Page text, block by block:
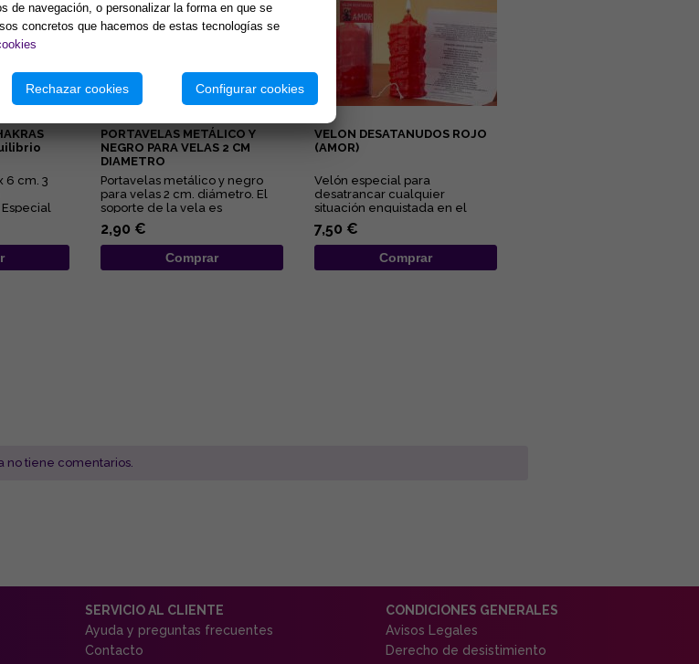
6 cm. 3
y
PORTAVELAS METÁLICO Y
NEGRO PARA VELAS 2 CM
DIAMETRO
Portavelas metálico y negro
para velas 2 cm. diámetro. El
soporte de la vela es
representativo del
conocimient...
2,90 €
Comprar
VELON DESATANUDOS ROJO
(AMOR)
Velón especial para
desatrancar cualquier
situación enquistada en el
ámbito amoroso y sexual....
7,50 €
Comprar
no tiene comentarios.
SERVICIO AL CLIENTE
Ayuda y preguntas frecuentes
Contacto
CONDICIONES GENERALES
Avisos Legales
Derecho de desistimiento
de navegación, o personalizar la forma en que se
concretos que hacemos de estas tecnologías se
Rechazar cookies Configurar cookies